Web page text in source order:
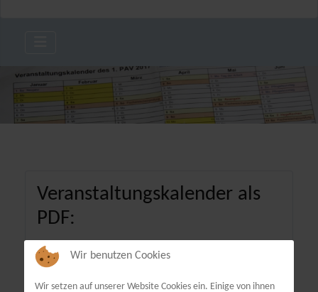
Veranstaltungskalender als
PDF:
Wir benutzen Cookies
Wir setzen auf unserer Website Cookies ein. Einige von ihnen